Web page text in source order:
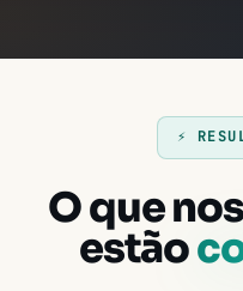
⚡
O que
estão